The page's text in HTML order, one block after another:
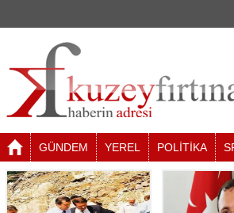
GÜNDEM YEREL POLİTİKA